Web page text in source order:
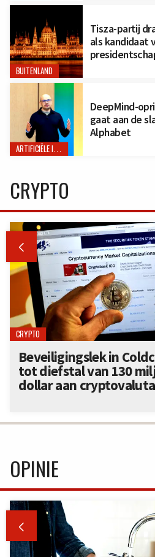
BUITENLAND
Tisza-partij
als kandidaat
ARTIFICIËLE INTELLIGENTIE
DeepMind-
gaat aan de
Alphabet
CRYPTO

CRYPTO
Beveiligingslek in
tot diefstal van 130
dollar aan cryptovaluta
OPINIE
